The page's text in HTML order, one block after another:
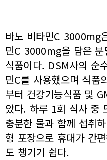
바노 비타민C 3000mg
민C 3000mg을 담은 분
식품이다. DSM사의 순
민C를 사용했으며 식품
부터 건강기능식품 및
았다. 하루 1회 식사 중
충분한 물과 함께 섭취
형 포장으로 휴대가 간
도 챙기기 쉽다.